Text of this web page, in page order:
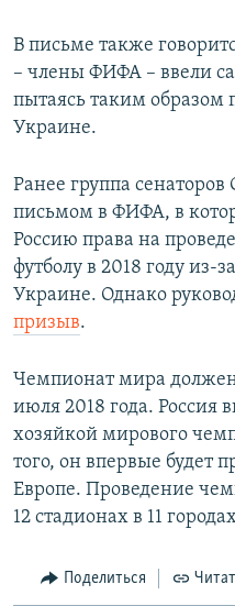
В письме также
– члены ФИФА – ввели
пытаясь таким образом
Украине.
Ранее группа
письмом в ФИФА, в
Россию права на
футболу в 2018 году из-
Украине. Однако
призыв.
Чемпионат мира
июля 2018 года. Россия
хозяйкой мирового
того, он впервые будет
Европе. Проведение
12 стадионах в 11
Поделиться